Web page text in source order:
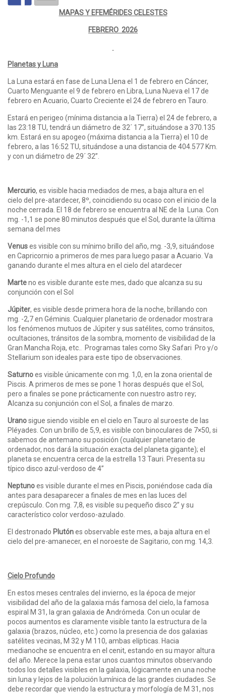
MAPAS Y EFEMÉRIDES CELESTES
FEBRERO 2026
Planetas y Luna
La Luna estará en fase de Luna Llena el 1 de febrero en Cáncer,
Cuarto Menguante el 9 de febrero en Libra, Luna Nueva el 17 de
febrero en Acuario, Cuarto Creciente el 24 de febrero en Tauro.
Estará en perigeo (mínima distancia a la Tierra) el 24 de febrero, a
las 23:18 TU, tendrá un diámetro de 32´ 17”, situándose a 370.135
km. Estará en su apogeo (máxima distancia a la Tierra) el 10 de
febrero, a las 16:52 TU, situándose a una distancia de 404.577 Km.
y con un diámetro de 29´ 32”.
Mercurio, es visible hacia mediados de mes, a baja altura en el
cielo del pre-atardecer, 8º, coincidiendo su ocaso con el inicio de la
noche cerrada. El 18 de febrero se encuentra al NE de la Luna. Con
mg. -1,1 se pone 80 minutos después que el Sol, durante la última
semana del mes
Venuses visible con su mínimo brillo del año, mg. -3,9, situándose
en Capricornio a primeros de mes para luego pasar a Acuario. Va
ganando durante el mes altura en el cielo del atardecer
Marteno es visible durante este mes, dado que alcanza su su
conjunción con el Sol
Júpiter, es visible desde primera hora de la noche, brillando con
mg. -2,7 en Géminis. Cualquier planetario de ordenador mostrara
los fenómenos mutuos de Júpiter y sus satélites, como tránsitos,
ocultaciones, tránsitos de la sombra, momento de visibilidad de la
Gran Mancha Roja, etc.. Programas tales como Sky Safari Pro y/o
Stellarium son ideales para este tipo de observaciones.
Saturnoes visible únicamente con mg. 1,0, en la zona oriental de
Piscis. A primeros de mes se pone 1 horas después que el Sol,
pero a finales se pone prácticamente con nuestro astro rey;
Alcanza su conjunción con el Sol, a finales de marzo.
Uranosigue siendo visible en el cielo en Tauro al suroeste de las
Pléyades. Con un brillo de 5,9, es visible con binoculares de 7×50, si
sabemos de antemano su posición (cualquier planetario de
ordenador, nos dará la situación exacta del planeta gigante); el
planeta se encuentra cerca de la estrella 13 Tauri. Presenta su
típico disco azul-verdoso de 4”
Neptunoes visible durante el mes en Piscis, poniéndose cada día
antes para desaparecer a finales de mes en las luces del
crepúsculo. Con mg. 7,8, es visible su pequeño disco 2” y su
característico color verdoso-azulado.
El destronado Plutónes observable este mes, a baja altura en el
cielo del pre-amanecer, en el noroeste de Sagitario, con mg. 14,3.
Cielo Profundo
En estos meses centrales del invierno, es la época de mejor
visibilidad del año de la galaxia más famosa del cielo, la famosa
espiral M 31, la gran galaxia de Andrómeda. Con un ocular de
pocos aumentos es claramente visible tanto la estructura de la
galaxia (brazos, núcleo, etc.) como la presencia de dos galaxias
satélites vecinas, M 32 y M 110, ambas elípticas. Hacia
medianoche se encuentra en el cenit, estando en su mayor altura
del año. Merece la pena estar unos cuantos minutos observando
todos los detalles visibles en la galaxia, lógicamente en una noche
sin luna y lejos de la polución lumínica de las grandes ciudades. Se
debe recordar que viendo la estructura y morfología de M 31, nos